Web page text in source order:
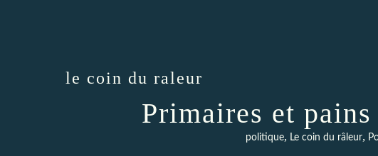
le coin du raleur
Primaires et
politique, Le coin du râleur,